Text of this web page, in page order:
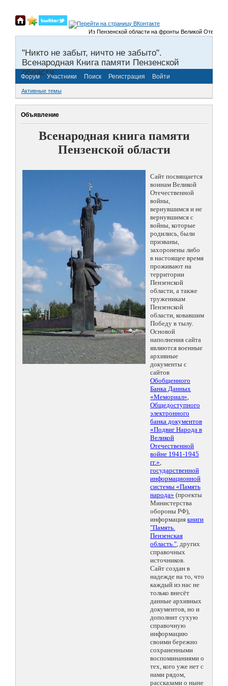
Из Пензенской области на фронты Великой
"Никто не забыт, ничто не забыто".
Всенародная Книга памяти Пензенской
области.
Форум Участники Поиск Регистрация Войти
Активные темы
Объявление
Всенародная книга памяти
Пензенской области
Сайт посвящается
воинам Великой
Отечественной
войны,
вернувшимся и не
вернувшимся с
войны, которые
родились, были
призваны,
захоронены либо
в настоящее время
проживают на
территории
Пензенской
области, а также
труженикам
Пензенской
области, ковавшим
Победу в тылу.
Основой
наполнения сайта
являются военные
архивные
документы с
сайтов
Обобщенного
Банка Данных
«Мемориал»,
Общедоступного
электронного
банка документов
«Подвиг Народа в
Великой
Отечественной
войне 1941-1945
гг.»,
государственной
информационной
системы «Память
народа» (проекты
Министерства
обороны РФ),
информация книги
"Память.
Пензенская
область.", других
справочных
источников.
Сайт создан в
надежде на то, что
каждый из нас не
только внесёт
данные архивных
документов, но и
дополнит сухую
справочную
информацию
своими бережно
сохраненными
воспоминаниями о
тех, кого уже нет с
нами рядом,
рассказами о ныне